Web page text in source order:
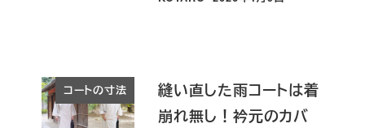
投稿日
コートの寸法
縫い直した雨コートは着
崩れ無し！衿元のカバ